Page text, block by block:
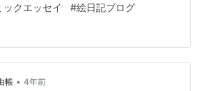
入れています。
ックエッセイ #絵日記ブログ
帳 • 4年前